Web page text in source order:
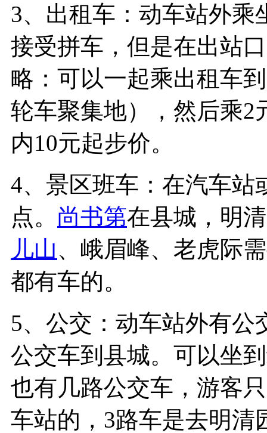
3、出租车：动车站外乘
接受拼车，但是在出站
略：可以一起乘出租车
轮车聚集地），然后乘2
内10元起步价。
4、景区班车：在汽车站
点。 尚书第在县城，明
儿山、峨眉峰、老虎际
都有车的。
5、公交：动车站外有公
公交车到县城。可以坐
也有几路公交车，游客
车站的，3路车是去明清